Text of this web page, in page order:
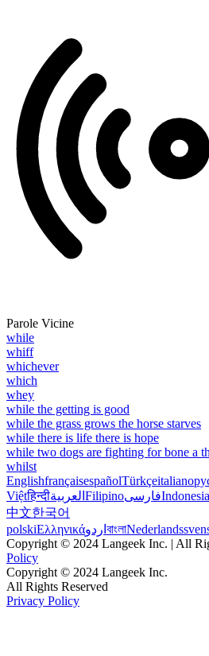
Parole Vicine
while
whiff
whichever
which
whey
while the getting is good
while the grass grows the horse starves
while there is life there is hope
while two dogs are fighting for bone a
whilst
EnglishfrançaisespañolTürkçeitaliano
Việtहिन्दीالعربية FilipinoفارسیIndonesia
中文한국어
polskiΕλληνικάاردو বাংলাNederlands
Copyright © 2024 Langeek Inc. | All
Policy
Copyright © 2024 Langeek Inc.
All Rights Reserved
Privacy Policy